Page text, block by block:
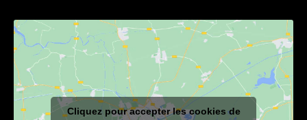
Cliquez pour accepter les cookies de